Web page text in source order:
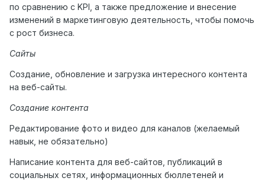
по сравнению с KPI, а также предложение и внесение
изменений в маркетинговую деятельность, чтобы помочь
с рост бизнеса.
Сайты
Создание, обновление и загрузка интересного контента
на веб-сайты.
Создание контента
Редактирование фото и видео для каналов (желаемый
навык, не обязательно)
Написание контента для веб-сайтов, публикаций в
социальных сетях, информационных бюллетеней и